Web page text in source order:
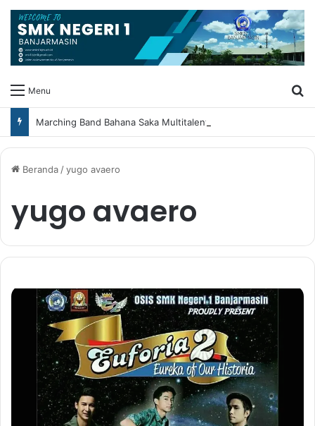
Menu
Beranda/yugo avaero
yugo avaero